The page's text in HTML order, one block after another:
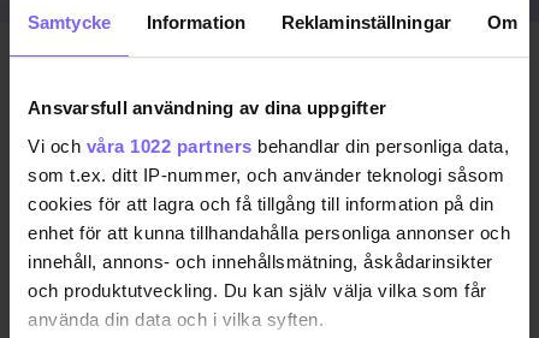
Samtycke Information Reklaminställningar Om
Ansvarsfull användning av dina uppgifter
Vi och våra 1022 partners behandlar din personliga data,
som t.ex. ditt IP-nummer, och använder teknologi såsom
cookies för att lagra och få tillgång till information på din
enhet för att kunna tillhandahålla personliga annonser och
innehåll, annons- och innehållsmätning, åskådarinsikter
och produktutveckling. Du kan själv välja vilka som får
använda din data och i vilka syften.
Uppdaterad 2024-05-17
HELSINGFORS MEDLEMMAR QRUISER QRUISER
DELA DEN HÄR ARTIKELN